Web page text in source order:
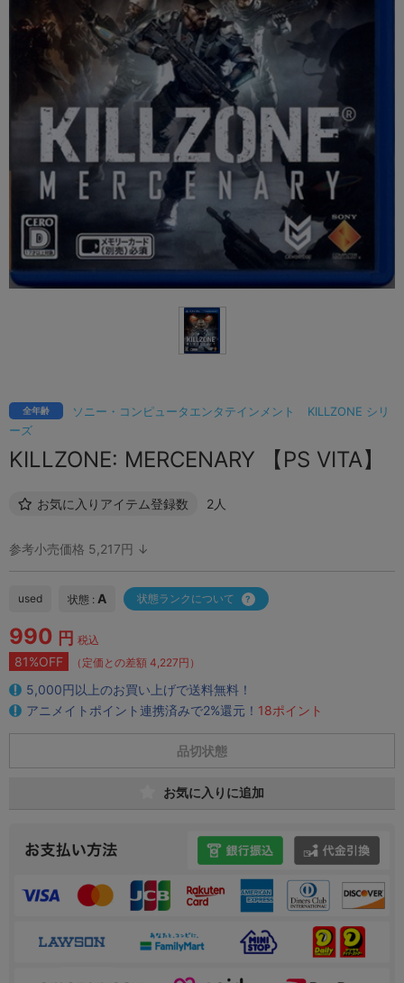
ソニー・コンピュータエンタテインメント
KILLZONE シリ
ーズ
全年齢
KILLZONE: MERCENARY 【PS VITA】
お気に入りアイテム登録数 2人
参考小売価格 5,217円 ↓
used 状態 : A 状態ランクについて
990 円 税込
81%OFF （定価との差額 4,227円）
5,000円以上のお買い上げで送料無料！
アニメイトポイント連携済みで2%還元！ 18ポイント
品切状態
お気に入りに追加